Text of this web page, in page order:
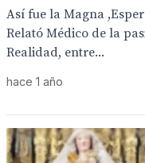
Así fue la Magna
Relató Médico de la
Realidad, entre...
hace 1 año